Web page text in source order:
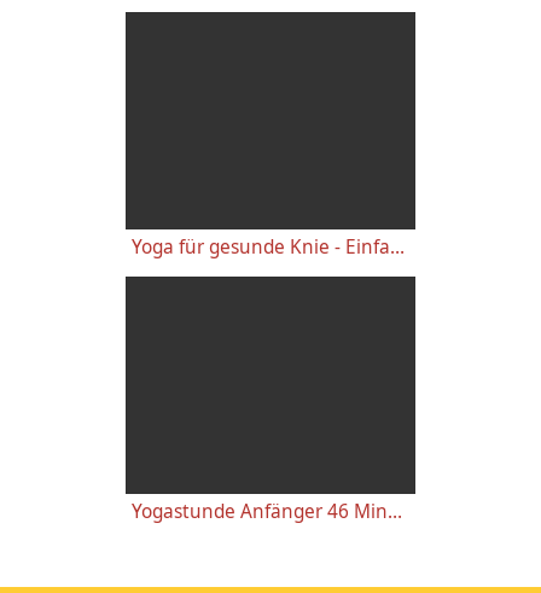
Yoga für gesunde Knie - Einfache wirkungsvolle Gelenkübungen
Yogastunde Anfänger 46 Minuten